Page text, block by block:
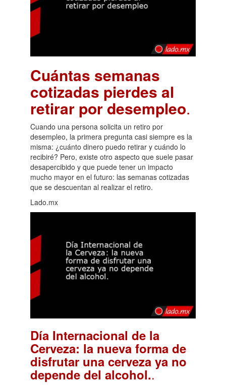
Cuántas semanas
cotizadas pierdes al
retirar por desempleo.
Cuando una persona solicita un retiro por
desempleo, la primera pregunta casi siempre es la
misma: ¿cuánto dinero puedo retirar y cuándo lo
recibiré? Pero, existe otro aspecto que suele pasar
desapercibido y que puede tener un impacto
mucho mayor en el futuro: las semanas cotizadas
que se descuentan al realizar el retiro.
Lado.mx
Día Internacional de la
Cerveza: la nueva forma de
disfrutar una cerveza ya no
depende del alcohol..